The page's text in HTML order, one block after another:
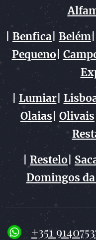
Benfica Belém|
Pequeno|
|Lumiar|
Olaias Olivais
| Restelo
Domingos
+351